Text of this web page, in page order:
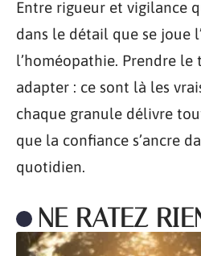
Entre rigueur et vigilance
dans le détail que se joue
l’homéopathie. Prendre le
adapter : ce sont là les
chaque granule délivre
que la confiance s’ancre
quotidien.
NE RATEZ